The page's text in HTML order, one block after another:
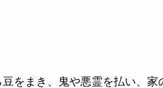
をまき、鬼や悪霊を払い、家